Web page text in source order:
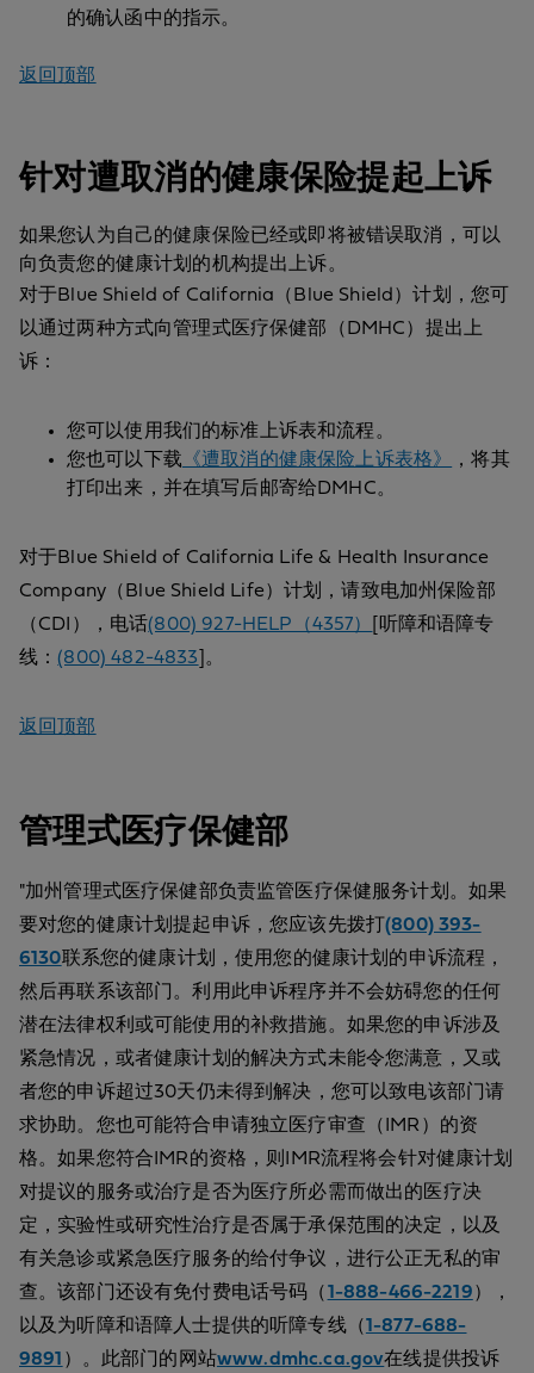
的确认函中的指示。
返回顶部
针对遭取消的健康保险提起上诉
如果您认为自己的健康保险已经或即将被错误取消，可以
向负责您的健康计划的机构提出上诉。
对于Blue Shield of California（Blue Shield）计划，您可
以通过两种方式向管理式医疗保健部（DMHC）提出上
诉：
您可以使用我们的标准上诉表和流程。
您也可以下载 《遭取消的健康保险上诉表格》
，将其
打印出来，并在填写后邮寄给DMHC。
对于Blue Shield of California Life & Health Insurance
Company（Blue Shield Life）计划，请致电加州保险部
（CDI），电话(800) 927-HELP（4357）
[听障和语障专
线：(800) 482-4833 ]。
返回顶部
管理式医疗保健部
"加州管理式医疗保健部负责监管医疗保健服务计划。如果
要对您的健康计划提起申诉，您应该先拨打(800) 393-
6130联系您的健康计划，使用您的健康计划的申诉流程，
然后再联系该部门。利用此申诉程序并不会妨碍您的任何
潜在法律权利或可能使用的补救措施。如果您的申诉涉及
紧急情况，或者健康计划的解决方式未能令您满意，又或
者您的申诉超过30天仍未得到解决，您可以致电该部门请
求协助。您也可能符合申请独立医疗审查（IMR）的资
格。如果您符合IMR的资格，则IMR流程将会针对健康计划
对提议的服务或治疗是否为医疗所必需而做出的医疗决
定，实验性或研究性治疗是否属于承保范围的决定，以及
有关急诊或紧急医疗服务的给付争议，进行公正无私的审
查。该部门还设有免付费电话号码（1-888-466-2219），
以及为听障和语障人士提供的听障专线（1-877-688-
9891 ）。此部门的网站www.dmhc.ca.gov在线提供投诉